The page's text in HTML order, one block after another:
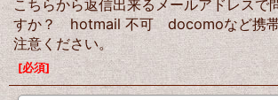
こちらから返信出来るメールアドレスで
すか？ hotmail 不可 docomoなど携帯
注意ください。
[必須]